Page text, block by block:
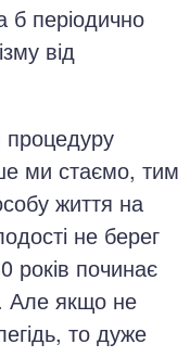
б періодично
від
ми стаємо, тим
життя на
не берег
років починає
Але якщо не
то дуже